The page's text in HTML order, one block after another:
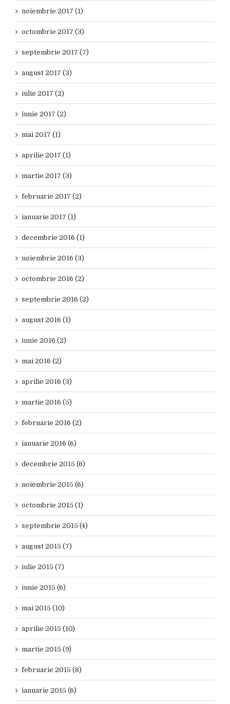
noiembrie 2017 (1)
octombrie 2017 (3)
septembrie 2017 (7)
august 2017 (3)
iulie 2017 (2)
iunie 2017 (2)
mai 2017 (1)
aprilie 2017 (1)
martie 2017 (3)
februarie 2017 (2)
ianuarie 2017 (1)
decembrie 2016 (1)
noiembrie 2016 (3)
octombrie 2016 (2)
septembrie 2016 (2)
august 2016 (1)
iunie 2016 (2)
mai 2016 (2)
aprilie 2016 (3)
martie 2016 (5)
februarie 2016 (2)
ianuarie 2016 (6)
decembrie 2015 (6)
noiembrie 2015 (6)
octombrie 2015 (1)
septembrie 2015 (4)
august 2015 (7)
iulie 2015 (7)
iunie 2015 (6)
mai 2015 (10)
aprilie 2015 (10)
martie 2015 (9)
februarie 2015 (8)
ianuarie 2015 (6)